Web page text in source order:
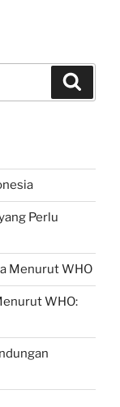
Perlu
Menurut WHO
WHO: